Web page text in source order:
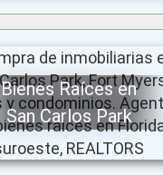
Bienes Raíces en
San Carlos Park